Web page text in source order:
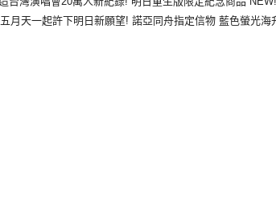
月天一起許下明日新願望! 諾亞同舟指定信物 藍色螢光海